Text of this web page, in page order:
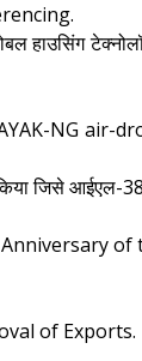
हाउसिंग
NG air-
जिसे आईएल-38
of Exports.